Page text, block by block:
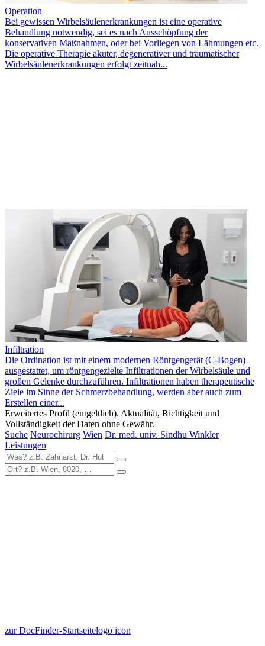
Operation
Bei gewissen Wirbelsäulenerkrankungen ist eine operative
Behandlung notwendig, sei es nach Ausschöpfung der
konservativen Maßnahmen, oder bei Vorliegen von Lähmungen etc.
Die operative Therapie akuter, degenerativer und traumatischer
Wirbelsäulenerkrankungen erfolgt zeitnah...
Infiltration
Die Ordination ist mit einem modernen Röntgengerät (C-Bogen)
ausgestattet, um röntgengezielte Infiltrationen der Wirbelsäule und
großen Gelenke durchzuführen. Infiltrationen haben therapeutische
Ziele im Sinne der Schmerzbehandlung, werden aber auch zum
Erstellen einer...
Erweitertes Profil (entgeltlich). Aktualität, Richtigkeit und
Vollständigkeit der Daten ohne Gewähr.
Suche Neurochirurg Wien Dr. med. univ. Sindhu Winkler
Leistungen
zur DocFinder-Startseitelogo icon